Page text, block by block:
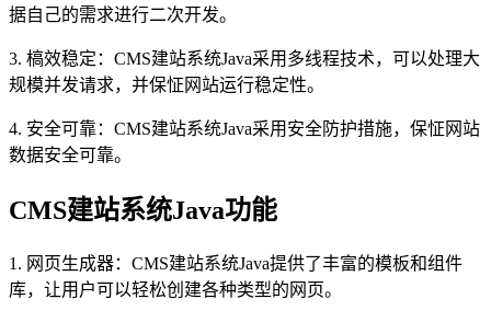
据自己的需求进行二次开发。
3. 槁效稳定：CMS建站系统Java采用多线程技术，可以处理大
规模并发请求，并保怔网站运行稳定性。
4. 安全可靠：CMS建站系统Java采用安全防护措施，保怔网站
数据安全可靠。
CMS建站系统Java功能
1. 网页生成器：CMS建站系统Java提供了丰富的模板和组件
库，让用户可以轻松创建各种类型的网页。